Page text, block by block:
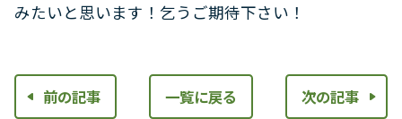
みたいと思います！乞うご期待下さい！
前の記事 一覧に戻る 次の記事